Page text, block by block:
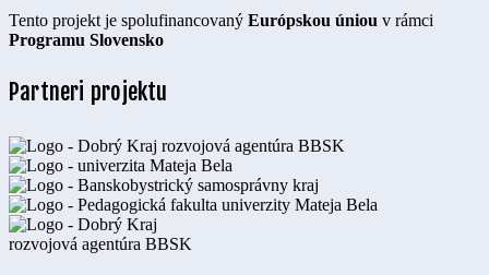
Tento projekt je spolufinancovaný Európskou úniou v rámci
Programu Slovensko
Partneri projektu